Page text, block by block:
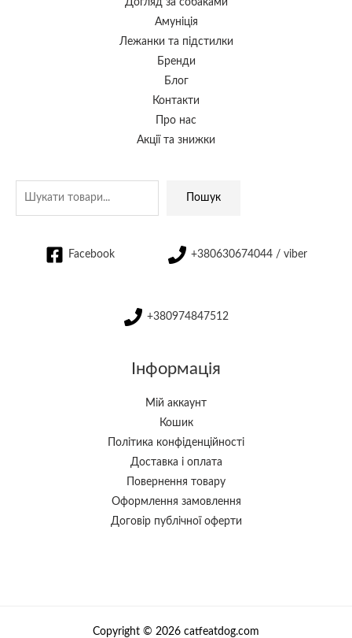
Амуніція
Лежанки та підстилки
Бренди
Блог
Контакти
Про нас
Акції та знижки
Пошук
Facebook +380630674044 / viber
+380974847512
Інформація
Мій аккаунт
Кошик
Політика конфіденційності
Доставка і оплата
Повернення товару
Оформлення замовлення
Договір публічної оферти
Copyright © 2026 catfeatdog.com